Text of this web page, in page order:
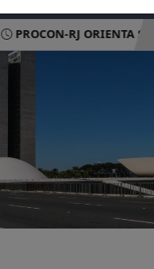
PROCON-RJ ORIENTA